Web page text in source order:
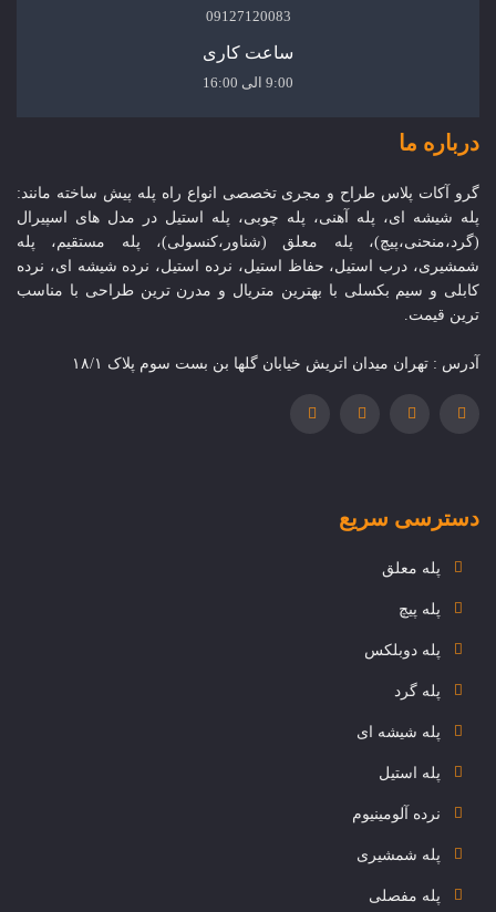
09127120083
ساعت کاری
9:00 الی 16:00
درباره ما
گرو آکات پلاس طراح و مجری تخصصی انواع راه پله پیش ساخته مانند:
پله شیشه ای، پله آهنی، پله چوبی، پله استیل در مدل های اسپیرال
(گرد،منحنی،پیچ)، پله معلق (شناور،کنسولی)، پله مستقیم، پله
شمشیری، درب استیل، حفاظ استیل، نرده استیل، نرده شیشه ای، نرده
کابلی و سیم بکسلی با بهترین متریال و مدرن ترین طراحی با مناسب
ترین قیمت.
آدرس : تهران میدان اتریش خیابان گلها بن بست سوم پلاک ۱۸/۱
دسترسی سریع
پله معلق
پله پیچ
پله دوبلکس
پله گرد
پله شیشه ای
پله استیل
نرده آلومینیوم
پله شمشیری
پله مفصلی